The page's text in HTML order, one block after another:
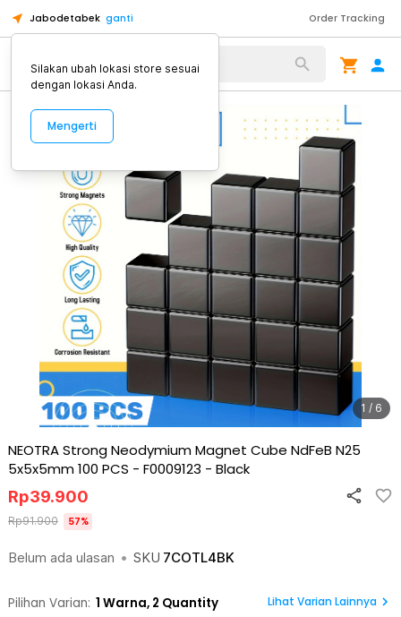
Jabodetabek ganti Order Tracking
Alat Kopi
1 / 6
NEOTRA Strong Neodymium Magnet Cube NdFeB N25
5x5x5mm 100 PCS - F0009123 - Black
Belum ada ulasan • SKU 7COTL4BK
Rp39.900
Rp91.900 57%
Pilihan Varian: 1 Warna, 2 Quantity Lihat Varian Lainnya
Silakan ubah lokasi store sesuai
dengan lokasi Anda.
Mengerti